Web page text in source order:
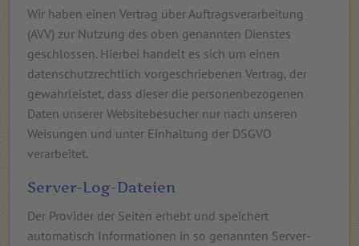
Wir haben einen Vertrag über Auftragsverarbeitung
(AVV) zur Nutzung des oben genannten Dienstes
geschlossen. Hierbei handelt es sich um einen
datenschutzrechtlich vorgeschriebenen Vertrag, der
gewährleistet, dass dieser die personenbezogenen
Daten unserer Websitebesucher nur nach unseren
Weisungen und unter Einhaltung der DSGVO
verarbeitet.
Server-Log-Dateien
Der Provider der Seiten erhebt und speichert
automatisch Informationen in so genannten Server-